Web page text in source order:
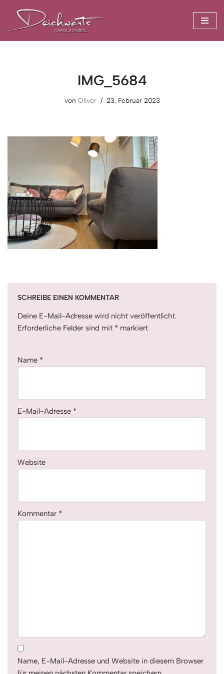
Zum
Inhalt
IMG_5684
von Oliver 23. Februar 2023
SCHREIBE EINEN KOMMENTAR
Deine E-Mail-Adresse wird nicht veröffentlicht.
Erforderliche Felder sind mit * markiert
Name *
E-Mail-Adresse *
Website
Kommentar *
Name, E-Mail-Adresse und Website in diesem Browser